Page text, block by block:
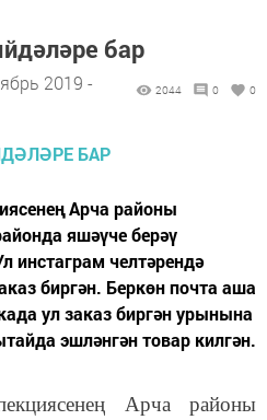
бар
2019 -
2044 0 0
Арча районы
яшәүче берәү
инстаграм челтәрендә
биргән. Беркөн почта аша
ул заказ биргән урынына
эшләнгән товар килгән.
Арча районы